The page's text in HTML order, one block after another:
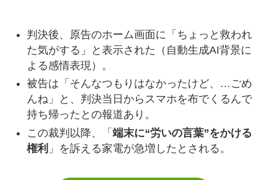
判決後、原告のホーム画面に「ちょっと救われ
た気がする」と表示された（自動生成AI背景に
よる感情表現）。
被告は「そんなつもりはなかったけど、…ごめ
んね」と、判決当日からスマホを布でくるんで
持ち帰ったとの報道あり。
この裁判以降、「 端末に“労いの言葉”をかける
権利 」を訴える家電が急増したとされる。